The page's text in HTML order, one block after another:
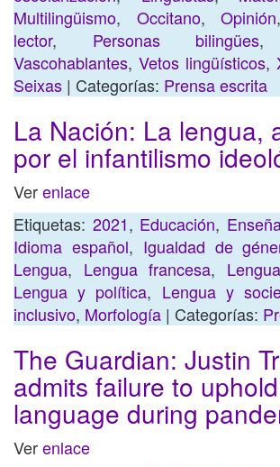
Multilingüismo, Occitano, Opinión
lector, Personas bilingües
Vascohablantes, Vetos lingüísticos,
Seixas | Categorías: Prensa escrita
La Nación: La lengua,
por el infantilismo
Verenlace
Etiquetas: 2021, Educación,
Idioma español, Igualdad de
Lengua, Lengua francesa,
Lengua y política, Lengua y
inclusivo, Morfología | Categorías:
The Guardian: Justin
admits failure to
language during
Verenlace